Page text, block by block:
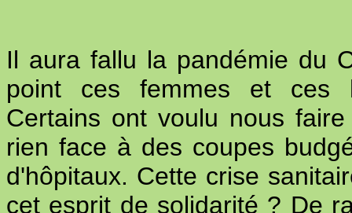
Il aura fallu la pandémie du
point ces femmes et ces
Certains ont voulu nous
rien face à des coupes
d'hôpitaux. Cette crise
cet esprit de solidarité ? De